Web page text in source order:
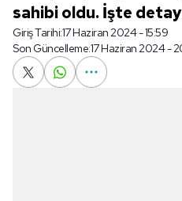
sahibi oldu. İşte
Giriş Tarihi:17 Haziran 2024 - 15:59
Son Güncelleme:17 Haziran 2024 -